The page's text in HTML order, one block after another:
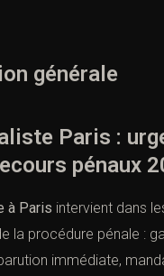
générale
Paris :
pénaux
à Paris intervient dans
la procédure pénale :
immédiate,